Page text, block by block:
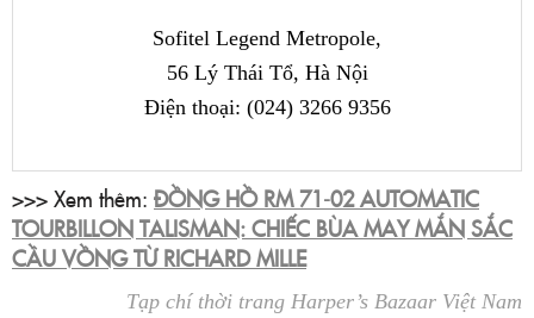
Sofitel Legend Metropole,
56 Lý Thái Tổ, Hà Nội
Điện thoại: (024) 3266 9356
>>> Xem thêm: ĐỒNG HỒ RM 71-02 AUTOMATIC
TOURBILLON TALISMAN: CHIẾC BÙA MAY MẮN SẮC
CẦU VỒNG TỪ RICHARD MILLE
Tạp chí thời trang Harper’s Bazaar Việt Nam